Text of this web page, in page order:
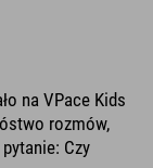
na VPace Kids
rozmów,
Czy